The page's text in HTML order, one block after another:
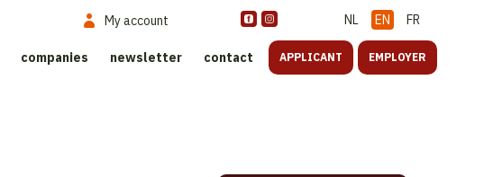
NL EN FR
My account
companies newsletter contact APPLICANT EMPLOYER